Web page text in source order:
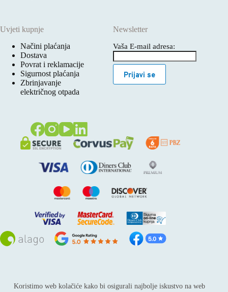
Koristimo web kolačiće kako bi osigurali najbolje iskustvo na web
Uvjeti kupnje
Načini plaćanja
Dostava
Povrat i reklamacije
Sigurnost plaćanja
Zbrinjavanje
električnog otpada
Newsletter
Vaša E-mail adresa:
Prijavi se
Sva prava pridržana © 2026
Alago